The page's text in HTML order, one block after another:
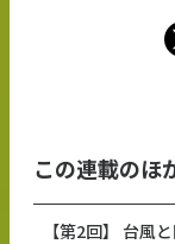
この連載のほ
【第2回】 台風